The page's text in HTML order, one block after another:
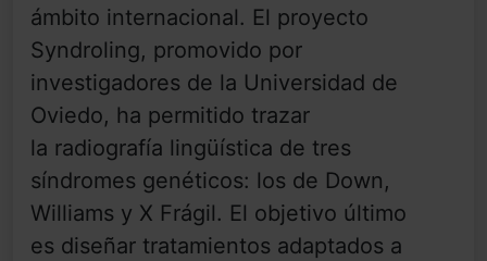
ámbito internacional. El proyecto
Syndroling, promovido por
investigadores de la Universidad de
Oviedo, ha permitido trazar
la radiografía lingüística de tres
síndromes genéticos: los de Down,
Williams y X Frágil. El objetivo último
es diseñar tratamientos adaptados a